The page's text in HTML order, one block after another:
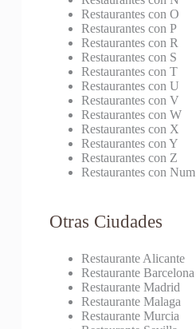
Restaurantes con O
Restaurantes con P
Restaurantes con R
Restaurantes con S
Restaurantes con T
Restaurantes con U
Restaurantes con V
Restaurantes con W
Restaurantes con X
Restaurantes con Y
Restaurantes con Z
Restaurantes con Num
Otras Ciudades
Restaurante Alicante
Restaurante Barcelona
Restaurante Madrid
Restaurante Malaga
Restaurante Murcia